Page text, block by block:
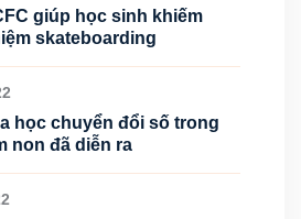
giúp học sinh khiếm
skateboarding
học chuyển đổi số trong
non đã diễn ra